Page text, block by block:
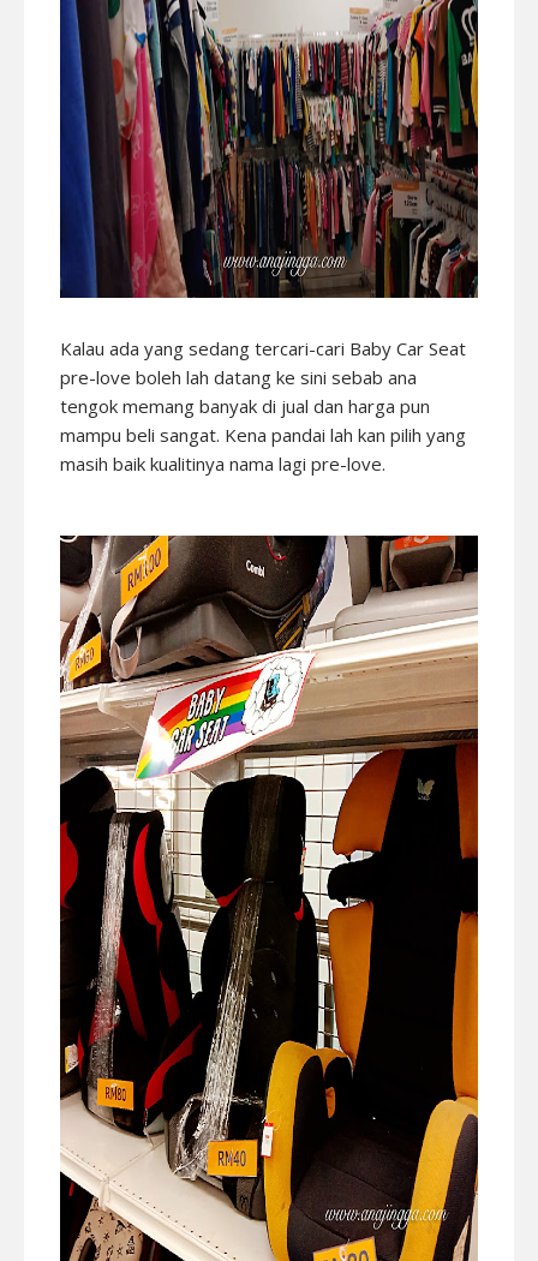
Kalau ada yang sedang tercari-cari Baby Car Seat
pre-love boleh lah datang ke sini sebab ana
tengok memang banyak di jual dan harga pun
mampu beli sangat. Kena pandai lah kan pilih yang
masih baik kualitinya nama lagi pre-love.